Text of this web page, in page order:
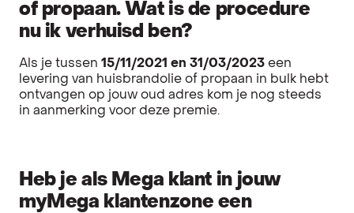
of propaan. Wat is de procedure
nu ik verhuisd ben?
Als je tussen 15/11/2021 en 31/03/2023 een
levering van huisbrandolie of propaan in bulk hebt
ontvangen op jouw oud adres kom je nog steeds
in aanmerking voor deze premie.
Heb je als Mega klant in jouw
myMega klantenzone een